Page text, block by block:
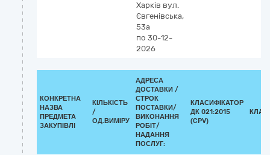
Харків вул.
Євгенівська,
53а
по 30-12-
2026
КОНКРЕТНА
НАЗВА
ПРЕДМЕТА
ЗАКУПІВЛІ
КІЛЬКІСТЬ
/
ОД.ВИМІРУ
АДРЕСА
ДОСТАВКИ /
СТРОК
ПОСТАВКИ/
ВИКОНАННЯ
РОБІТ/
НАДАННЯ
ПОСЛУГ:
КЛАСИФІКАТОР
ДК 021:2015
(CPV)